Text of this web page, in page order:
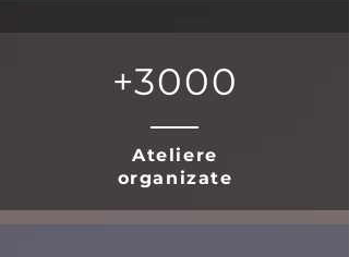
+3000
Ateliere
organizate